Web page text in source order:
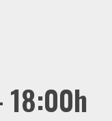
18:00h